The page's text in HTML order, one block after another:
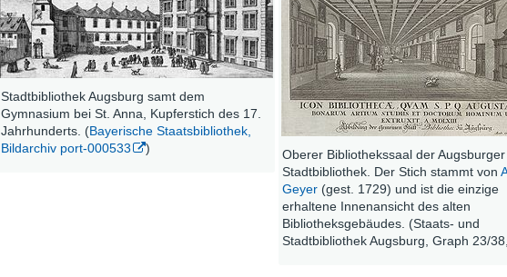
Stadtbibliothek Augsburg samt dem
Gymnasium bei St. Anna, Kupferstich des 17.
Jahrhunderts. (Bayerische Staatsbibliothek,
Bildarchiv port-000533
)
Oberer Bibliothekssaal der Augsburger
Stadtbibliothek. Der Stich stammt von
Geyer (gest. 1729) und ist die einzige
erhaltene Innenansicht des alten
Bibliotheksgebäudes. (Staats- und
Stadtbibliothek Augsburg, Graph 23/